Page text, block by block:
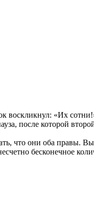
воскликнул: «Их
после которой
что они оба правы.
бесконечное